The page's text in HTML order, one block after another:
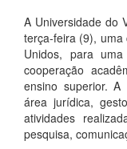
A Universidade do
terça-feira (9), uma
Unidos, para
cooperação
ensino superior. A
área jurídica,
atividades
pesquisa,